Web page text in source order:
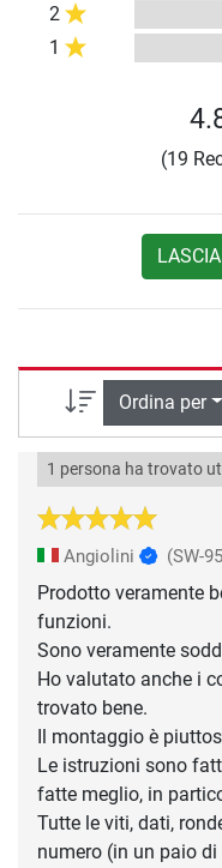
2
1
(19
Ordina per
1 persona ha trovato
Angiolini (SW-
Prodotto veramente
funzioni.
Sono veramente
Ho valutato anche i
trovato bene.
Il montaggio è
Le istruzioni sono
fatte meglio, in
Tutte le viti, dati,
numero (in un paio